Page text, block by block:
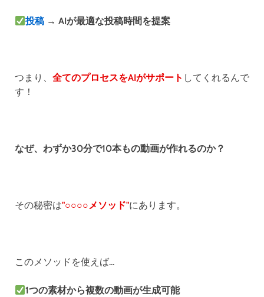
投稿 → AIが最適な投稿時間を提案
つまり、 全てのプロセスをAIがサポート してくれるんで
す！
なぜ、わずか30分で10本もの動画が作れるのか？
その秘密は"○○○○メソッド"にあります。
このメソッドを使えば...
1つの素材から複数の動画が生成可能